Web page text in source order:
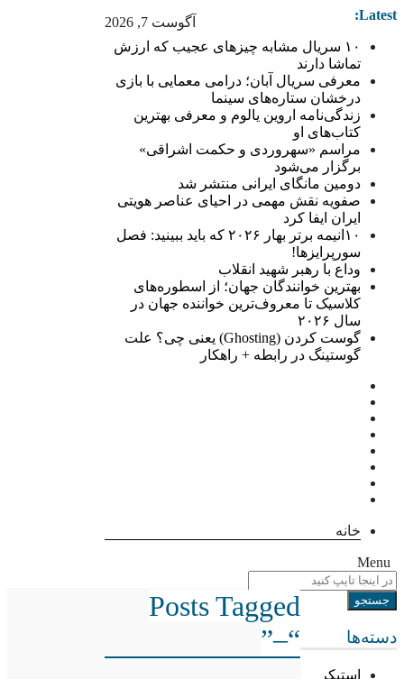
آگوست 7, 2026 Latest:
۱۰ سریال مشابه چیزهای عجیب که ارزش
تماشا دارند
معرفی سریال آبان؛ درامی معمایی با بازی
درخشان ستاره‌های سینما
زندگی‌نامه اروین یالوم و معرفی بهترین
کتاب‌های او
مراسم «سهروردی و حکمت اشراقی»
برگزار می‌شود
دومین مانگای ایرانی منتشر شد
صفویه نقش مهمی در احیای عناصر هویتی
ایران ایفا کرد
۱۰انیمه برتر بهار ۲۰۲۶ که باید ببینید: فصل
سورپرایزها!
وداع با رهبر شهید انقلاب
بهترین خوانندگان جهان؛ از اسطوره‌های
کلاسیک تا معروف‌ترین خواننده جهان در
سال ۲۰۲۶
گوست کردن (Ghosting) یعنی چی؟ علت
گوستینگ در رابطه + راهکار
خانه
Menu
دسته‌ها
استیکر
Posts Tagged
“–”